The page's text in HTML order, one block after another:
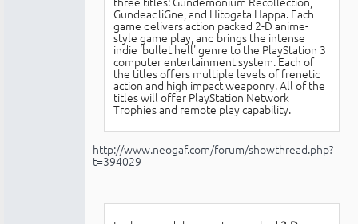
GundeadliGne, and Hitogata Happa. Each
game delivers action packed 2-D anime-
style game play, and brings the intense
indie 'bullet hell' genre to the PlayStation 3
computer entertainment system. Each of
the titles offers multiple levels of frenetic
action and high impact weaponry. All of the
titles will offer PlayStation Network
Trophies and remote play capability.
http://www.neogaf.com/forum/showthread.php?
t=394029